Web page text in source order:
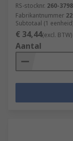
RS-stocknr. 260-3798
Fabrikantnummer
Subtotaal (1
€ 34,44(excl. BTW)
Aantal